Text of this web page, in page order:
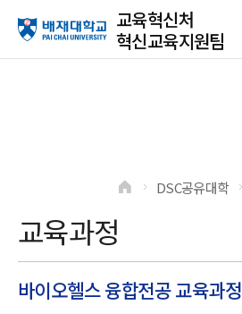
교육혁신처
혁신교육지원팀
교육과정
DSC공유대학
바이오헬스 융합전공 교육과정